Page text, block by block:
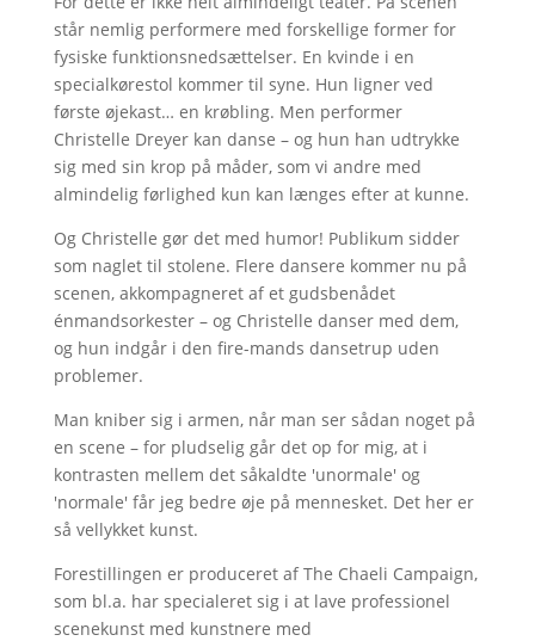
står nemlig performere med forskellige former for
fysiske funktionsnedsættelser. En kvinde i en
specialkørestol kommer til syne. Hun ligner ved
første øjekast… en krøbling. Men performer
Christelle Dreyer kan danse – og hun han udtrykke
sig med sin krop på måder, som vi andre med
almindelig førlighed kun kan længes efter at kunne.
Og Christelle gør det med humor! Publikum sidder
som naglet til stolene. Flere dansere kommer nu på
scenen, akkompagneret af et gudsbenådet
énmandsorkester – og Christelle danser med dem,
og hun indgår i den fire-mands dansetrup uden
problemer.
Man kniber sig i armen, når man ser sådan noget på
en scene – for pludselig går det op for mig, at i
kontrasten mellem det såkaldte 'unormale' og
'normale' får jeg bedre øje på mennesket. Det her er
så vellykket kunst.
Forestillingen er produceret af The Chaeli Campaign,
som bl.a. har specialeret sig i at lave professionel
scenekunst med kunstnere med